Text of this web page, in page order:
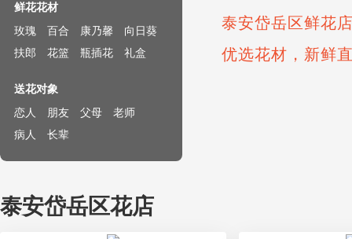
泰安岱岳区鲜花
优选花材，新鲜
鲜花花材
玫瑰
百合 康乃馨
向日葵
扶郎
花篮 瓶插花 礼盒
送花对象
恋人
朋友 父母
老师
病人
长辈
泰安岱岳区花店